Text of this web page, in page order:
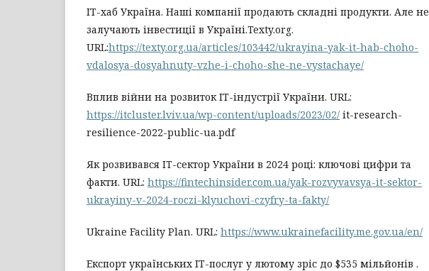
ІТ-хаб Україна. Наші компанії продають складні продукти. Але не
залучають інвестиції в Україні.Texty.org.
URL:https://texty.org.ua/articles/103442/ukrayina-yak-it-hab-choho-
vdalosya-dosyahnuty-vzhe-i-choho-she-ne-vystachaye/
Вплив війни на розвиток ІТ-індустрії України. URL:
https://itcluster.lviv.ua/wp-content/uploads/2023/02/ it-research-
resilience-2022-public-ua.pdf
Як розвивався IT-сектор України в 2024 році: ключові цифри та
факти. URL: https://fintechinsider.com.ua/yak-rozvyvavsya-it-sektor-
ukrayiny-v-2024-roczi-klyuchovi-czyfry-ta-fakty/
Ukraine Facility Plan. URL: https://www.ukrainefacility.me.gov.ua/en/
Експорт українських ІТ-послуг у лютому зріс до $535 мільйонів .